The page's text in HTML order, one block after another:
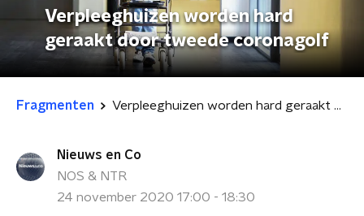
Verpleeghuizen worden hard
geraakt door tweede coronagolf
Fragmenten Verpleeghuizen worden hard geraakt door tweede coronagolf
Nieuws en Co
NOS & NTR
24 november 2020 17:00 - 18:30